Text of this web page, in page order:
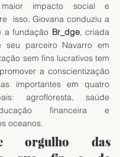
impacto social e
isso, Giovana conduziu a
a fundação Br_dge, criada
seu parceiro Navarro em
sem fins lucrativos tem
a conscientização
importantes em quatro
agrofloresta, saúde
financeira e
oceanos.
orgulho das